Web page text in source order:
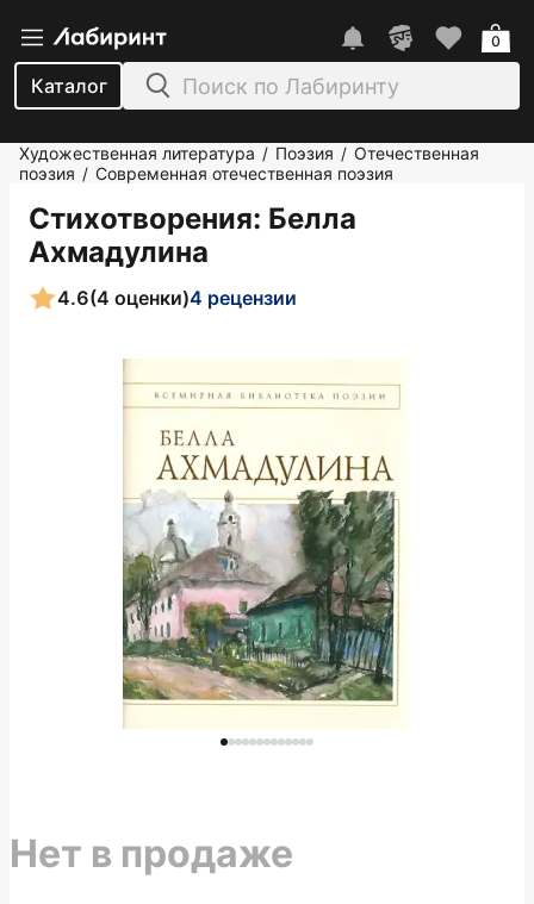
Каталог
0
Художественная литература / Поэзия / Отечественная
поэзия / Современная отечественная поэзия
Стихотворения: Белла
Ахмадулина
4.6(4 оценки)4 рецензии
Нет в продаже